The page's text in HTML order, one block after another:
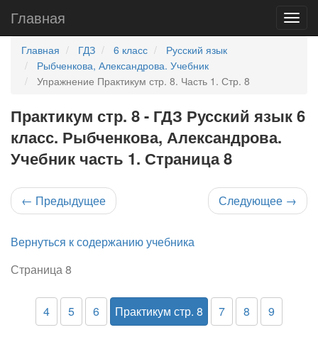
Главная
Главная ГДЗ 6 класс
Русский язык
Рыбченкова, Александрова. Учебник
Упражнение Практикум стр. 8. Часть 1. Стр. 8
Практикум стр. 8 - ГДЗ Русский язык 6
класс. Рыбченкова, Александрова.
Учебник часть 1. Страница 8
← Предыдущее Следующее →
Вернуться к содержанию учебника
Страница 8
4 5 6 Практикум стр. 8 7 8 9